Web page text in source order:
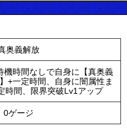
奥義解放
機時間なしで自身に【真奥義
+一定時間、自身に闇属性ま
時間、限界突破Lv1アップ
0ゲージ